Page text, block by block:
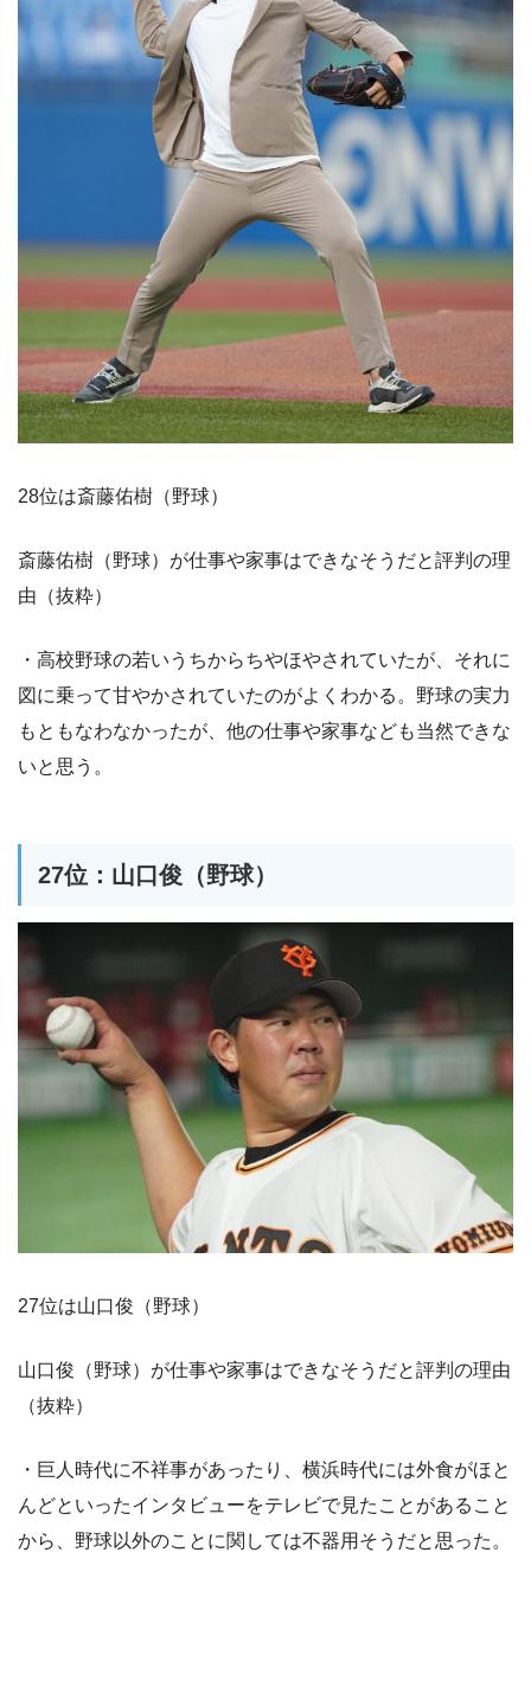
28位は斎藤佑樹（野球）
斎藤佑樹（野球）が仕事や家事はできなそうだと評判の理
由（抜粋）
・高校野球の若いうちからちやほやされていたが、それに
図に乗って甘やかされていたのがよくわかる。野球の実力
もともなわなかったが、他の仕事や家事なども当然できな
いと思う。
27位：山口俊（野球）
27位は山口俊（野球）
山口俊（野球）が仕事や家事はできなそうだと評判の理由
（抜粋）
・巨人時代に不祥事があったり、横浜時代には外食がほと
んどといったインタビューをテレビで見たことがあること
から、野球以外のことに関しては不器用そうだと思った。